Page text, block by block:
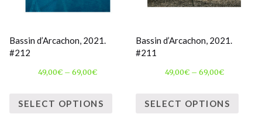
Bassin d’Arcachon, 2021.
#212
49,00€ –69,00€
SELECT OPTIONS
Bassin d’Arcachon, 2021.
#211
49,00€– 69,00€
SELECT OPTIONS